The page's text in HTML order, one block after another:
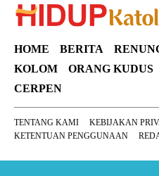
HOME BERITA
KOLOM
ORANG KUDUS
CERPEN
TENTANG KAMI
KEBIJAKAN
KETENTUAN PENGGUNAAN